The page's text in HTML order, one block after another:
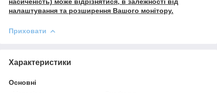
налаштування та розширення Вашого монітору.
Приховати
Характеристики
Основні